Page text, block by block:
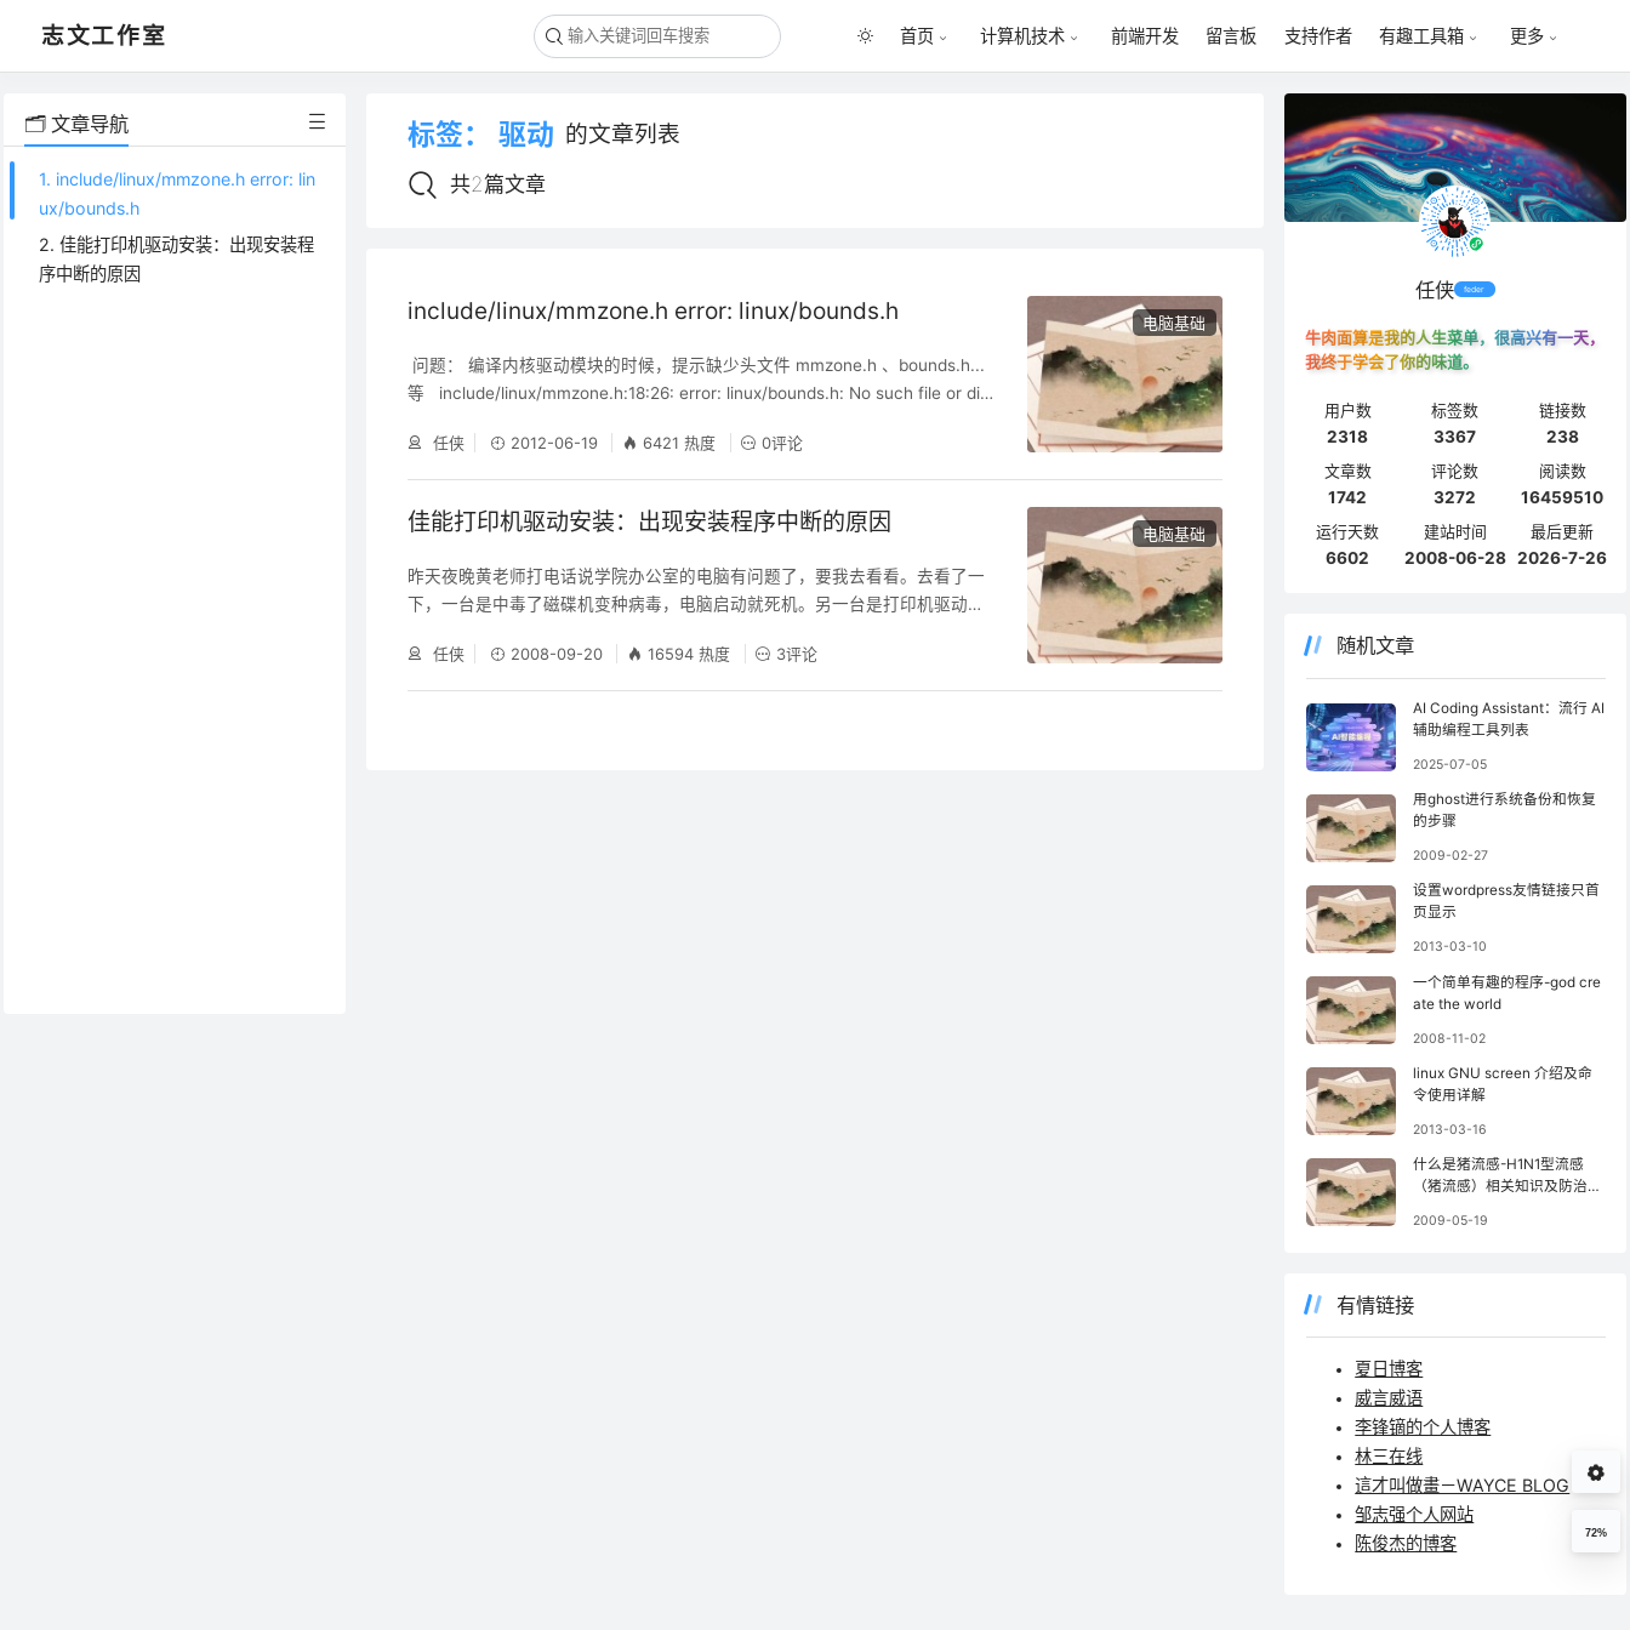
志文工作室 首页 计算机技术 前端开发 留言板 支持作者 有趣工具箱 更多
🗂️ 文章导航
1. include/linux/mmzone.h error: lin
ux/bounds.h
2. 佳能打印机驱动安装：出现安装程
序中断的原因
标签：驱动 的文章列表
共2篇文章
include/linux/mmzone.h error: linux/bounds.h
问题： 编译内核驱动模块的时候，提示缺少头文件 mmzone.h 、bounds.h...
等 include/linux/mmzone.h:18:26: error: linux/bounds.h: No such file or dir
电脑基础
任侠 2012-06-19 6421 热度 0评论
佳能打印机驱动安装：出现安装程序中断的原因
昨天夜晚黄老师打电话说学院办公室的电脑有问题了，要我去看看。去看了一
下，一台是中毒了磁碟机变种病毒，电脑启动就死机。另一台是打印机驱动总
提示“安装程序中断”。弄了半天一直都是这样都不行。后来网上搜素，半天才
找到原因。原来是一项服务print spoonler没有启动。尝试了一下启动不了这个
电脑基础
任侠 2008-09-20 16594 热度 3评论
任侠 feder
牛肉面算是我的人生菜单，很高兴有一天，
我终于学会了你的味道。
用户数
2318
标签数
3367
链接数
238
文章数
1742
评论数
3272
阅读数
16459510
运行天数
6602
建站时间
2008-06-28
最后更新
2026-7-26
随机文章
AI Coding Assistant：流行 AI
辅助编程工具列表
2025-07-05
用ghost进行系统备份和恢复
的步骤
2009-02-27
设置wordpress友情链接只首
页显示
2013-03-10
一个简单有趣的程序-god cre
ate the world
2008-11-02
linux GNU screen 介绍及命
令使用详解
2013-03-16
什么是猪流感-H1N1型流感
（猪流感）相关知识及防治办
2009-05-19
有情链接
夏日博客
威言威语
李锋镝的个人博客
林三在线
這才叫做畫－WAYCE BLOG
邹志强个人网站
陈俊杰的博客
72%